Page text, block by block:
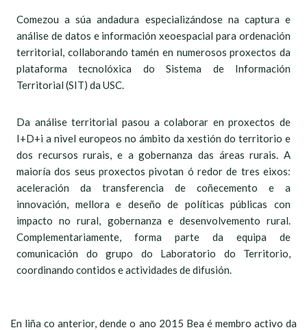
Comezou a súa andadura especializándose na captura e
análise de datos e información xeoespacial para ordenación
territorial, collaborando tamén en numerosos proxectos da
plataforma tecnolóxica do Sistema de Información
Territorial (SIT) da USC.
Da análise territorial pasou a colaborar en proxectos de
I+D+i a nivel europeos no ámbito da xestión do territorio e
dos recursos rurais, e a gobernanza das áreas rurais. A
maioría dos seus proxectos pivotan ó redor de tres eixos:
aceleración da transferencia de coñecemento e a
innovación, mellora e deseño de políticas públicas con
impacto no rural, gobernanza e desenvolvemento rural.
Complementariamente, forma parte da equipa de
comunicación do grupo do Laboratorio do Territorio,
coordinando contidos e actividades de difusión.
En liña co anterior, dende o ano 2015 Bea é membro activo da